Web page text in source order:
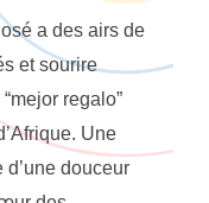
a des airs de
et sourire
regalo”
Une
d’une douceur